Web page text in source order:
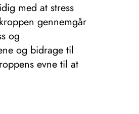
med at stress
gennemgår
og
og bidrage til
evne til at